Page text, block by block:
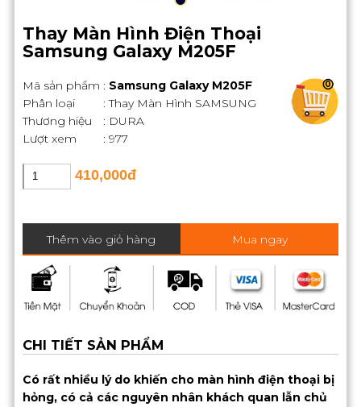
0
Thay Màn Hình Điện Thoại
Samsung Galaxy M205F
Mã sản phẩm : Samsung Galaxy M205F
Phân loại
: Thay Màn Hình SAMSUNG
Thương hiệu
: DURA
Lượt xem
: 977
410,000đ
Thêm vào giỏ hàng Mua ngay
CHI TIẾT SẢN PHẨM
Có rất nhiều lý do khiến cho màn hình điện thoại bị
hỏng, có cả các nguyên nhân khách quan lẫn chủ